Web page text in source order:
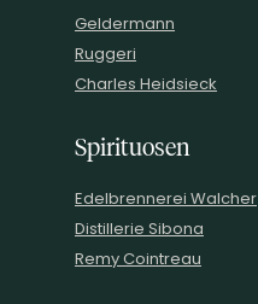
Geldermann
Ruggeri
Charles Heidsieck
Spirituosen
Edelbrennerei Walcher
Distillerie Sibona
Remy Cointreau